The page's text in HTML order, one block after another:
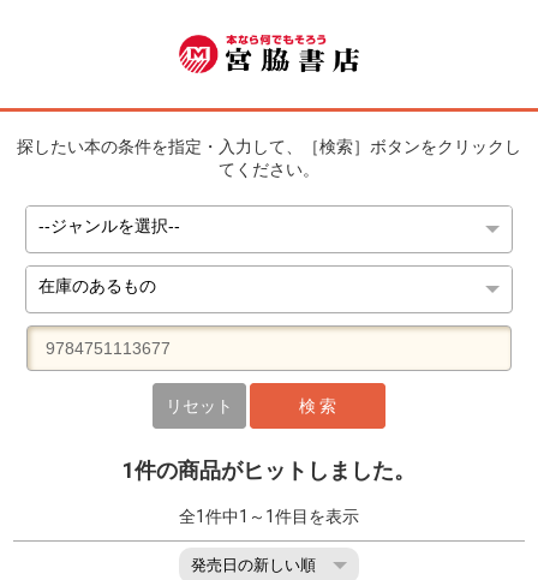
探したい本の条件を指定・入力して、［検索］ボタンをクリックし
てください。
リセット 検 索
1件の商品がヒットしました。
全1件中1～1件目を表示